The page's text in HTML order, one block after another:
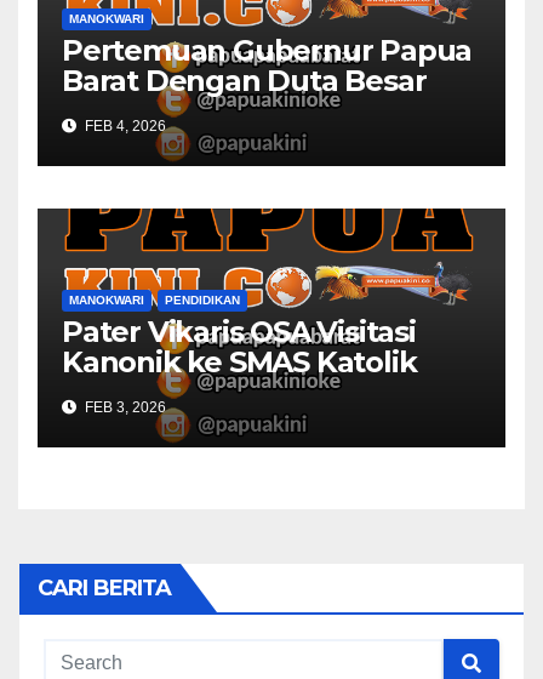
MANOKWARI
Pertemuan Gubernur Papua
Barat Dengan Duta Besar
Inggris Berbuah Manis
FEB 4, 2026
MANOKWARI PENDIDIKAN
Pater Vikaris OSA Visitasi
Kanonik ke SMAS Katolik
Villanova Manokwari
FEB 3, 2026
CARI BERITA